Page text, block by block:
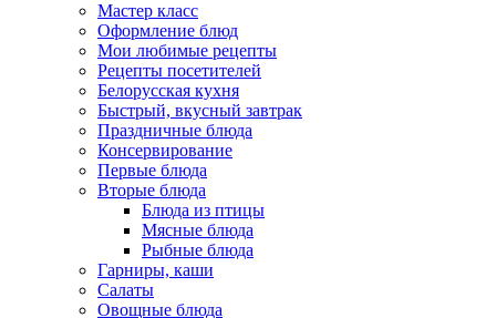
Мастер класс
Оформление блюд
Мои любимые рецепты
Рецепты посетителей
Белорусская кухня
Быстрый, вкусный завтрак
Праздничные блюда
Консервирование
Первые блюда
Вторые блюда
Блюда из птицы
Мясные блюда
Рыбные блюда
Гарниры, каши
Салаты
Овощные блюда